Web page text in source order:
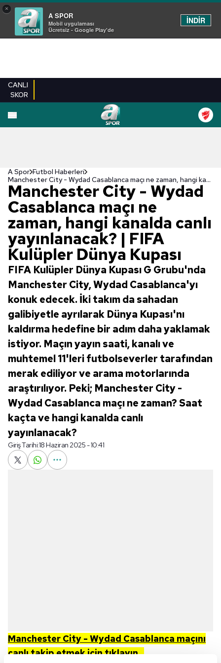
×
A SPOR
Mobil uygulaması
Ücretsiz - Google Play'de
İNDİR
CANLI
SKOR
A Spor Futbol Haberleri
Manchester City - Wydad Casablanca maçı ne zaman, hangi kanalda canlı yayınlanacak? | FIFA Kulüpler Dünya Kupası
Manchester City - Wydad
Casablanca maçı ne
zaman, hangi kanalda canlı
yayınlanacak? | FIFA
Kulüpler Dünya Kupası
FIFA Kulüpler Dünya Kupası G Grubu'nda
Manchester City, Wydad Casablanca'yı
konuk edecek. İki takım da sahadan
galibiyetle ayrılarak Dünya Kupası'nı
kaldırma hedefine bir adım daha yaklamak
istiyor. Maçın yayın saati, kanalı ve
muhtemel 11'leri futbolseverler tarafından
merak ediliyor ve arama motorlarında
araştırılıyor. Peki; Manchester City -
Wydad Casablanca maçı ne zaman? Saat
kaçta ve hangi kanalda canlı
yayınlanacak?
Giriş Tarihi:18 Haziran 2025 - 10:41
Manchester City - Wydad Casablanca maçını
canlı takip etmek için tıklayın...